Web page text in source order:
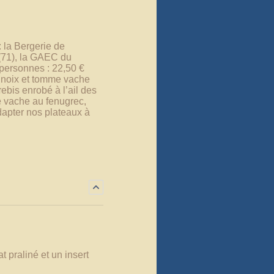
la Bergerie de
la GAEC du
: 22,50 €
et tomme vache
enrobé à l’ail des
au fenugrec,
nos plateaux à
praliné et un insert